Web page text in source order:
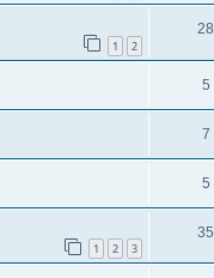
1 2
28
5
7
5
1 2 3
35